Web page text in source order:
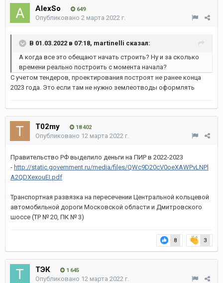
AlexSo 649
Опубликовано 2 марта 2022 г.
В 01.03.2022 в 07:18, martinelli сказал:
А когда все это обещают начать строить? Ну и за сколько
времени реально построить с момента начала?
С учетом тендеров, проектирования построят не ранее конца
2023 года. Это если там не нужно землеотводы оформлять
T02my 18 402
Опубликовано 12 марта 2022 г.
Правительство РФ выделило деньги на ПИР в 2022-2023
- http://static.government.ru/media/files/QWc9D20cV0oeXAWPvLNPl
A2QDXexouEI.pdf
Транспортная развязка на пересечении Центральной кольцевой
автомобильной дороги Московской области и Дмитровского
шоссе (ТР № 20, ПК № 3)
8 3
ТЭК 1 645
Опубликовано 12 марта 2022 г.